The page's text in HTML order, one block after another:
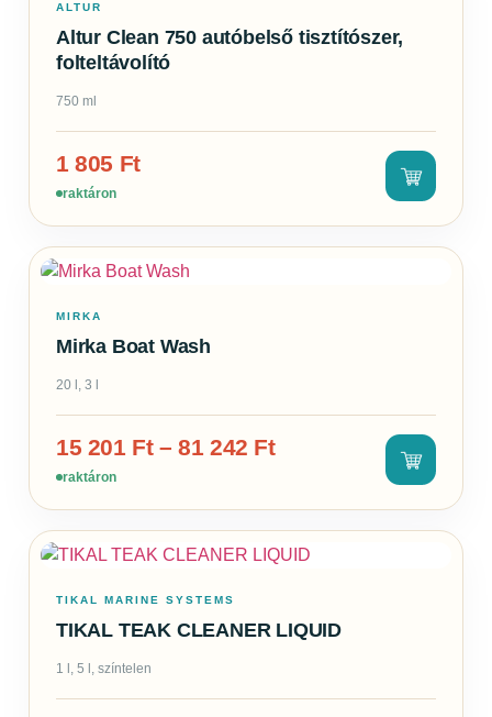
ALTUR
Altur Clean 750 autóbelső tisztítószer,
folteltávolító
750 ml
1 805 Ft
raktáron
MIRKA
Mirka Boat Wash
20 l, 3 l
15 201 Ft–81 242 Ft
raktáron
TIKAL MARINE SYSTEMS
TIKAL TEAK CLEANER LIQUID
1 l, 5 l, színtelen